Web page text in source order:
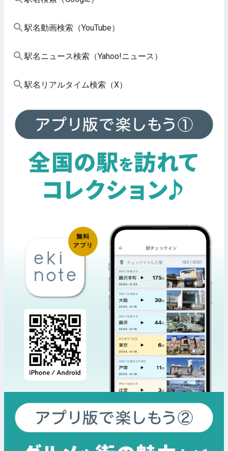
駅名動画検索（YouTube）
駅名ニュース検索（Yahoo!ニュース）
駅名リアルタイム検索（X）